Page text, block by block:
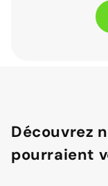
Découvrez
pourraient